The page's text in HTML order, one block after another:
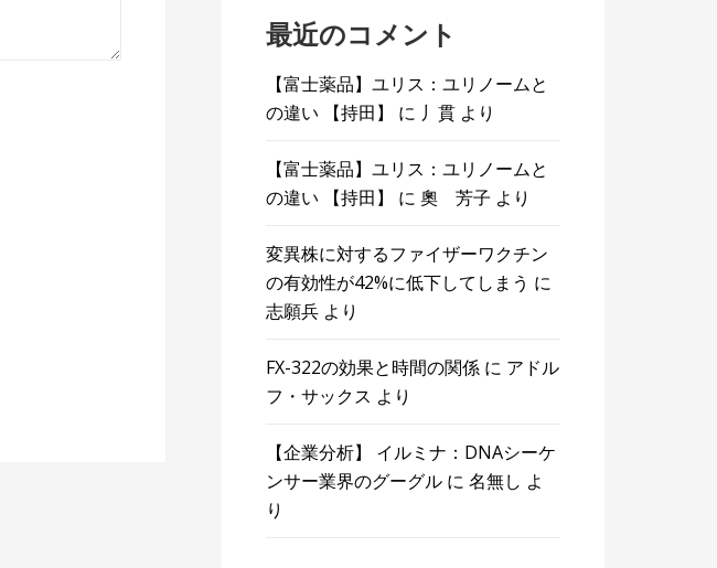
最近のコメント
【富士薬品】ユリス：ユリノームと
の違い 【持田】
に 丿貫 より
【富士薬品】ユリス：ユリノームと
の違い 【持田】
に奧 芳子 より
変異株に対するファイザーワクチン
の有効性が42%に低下してしまう に
志願兵 より
FX-322の効果と時間の関係 に アドル
フ・サックス より
【企業分析】 イルミナ：DNAシーケ
ンサー業界のグーグル に名無し よ
り